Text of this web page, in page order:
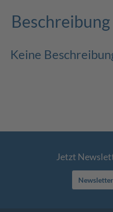
Beschreibung
Keine
Jetzt